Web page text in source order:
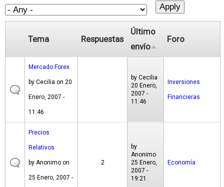
Tema Respuestas
Último
envío
Foro
Mercado Forex
by Cecilia on 20
Enero, 2007 -
11:46
by Cecilia
20 Enero,
2007 -
11:46
Inversiones
Financieras
Precios
Relativos
by Anonimo on
25 Enero, 2007 -
2
by
Anonimo
25 Enero,
2007 -
19:21
Economía